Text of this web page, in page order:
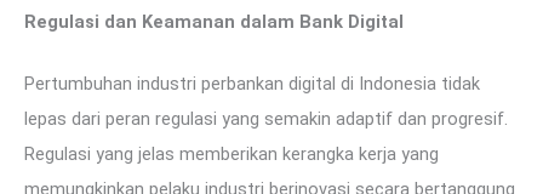
Regulasi dan Keamanan dalam Bank Digital
Pertumbuhan industri perbankan digital di Indonesia tidak
lepas dari peran regulasi yang semakin adaptif dan progresif.
Regulasi yang jelas memberikan kerangka kerja yang
memungkinkan pelaku industri berinovasi secara bertanggung